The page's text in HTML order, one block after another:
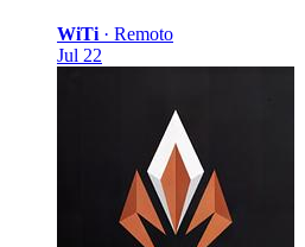
WiTi · Remoto
Jul 22